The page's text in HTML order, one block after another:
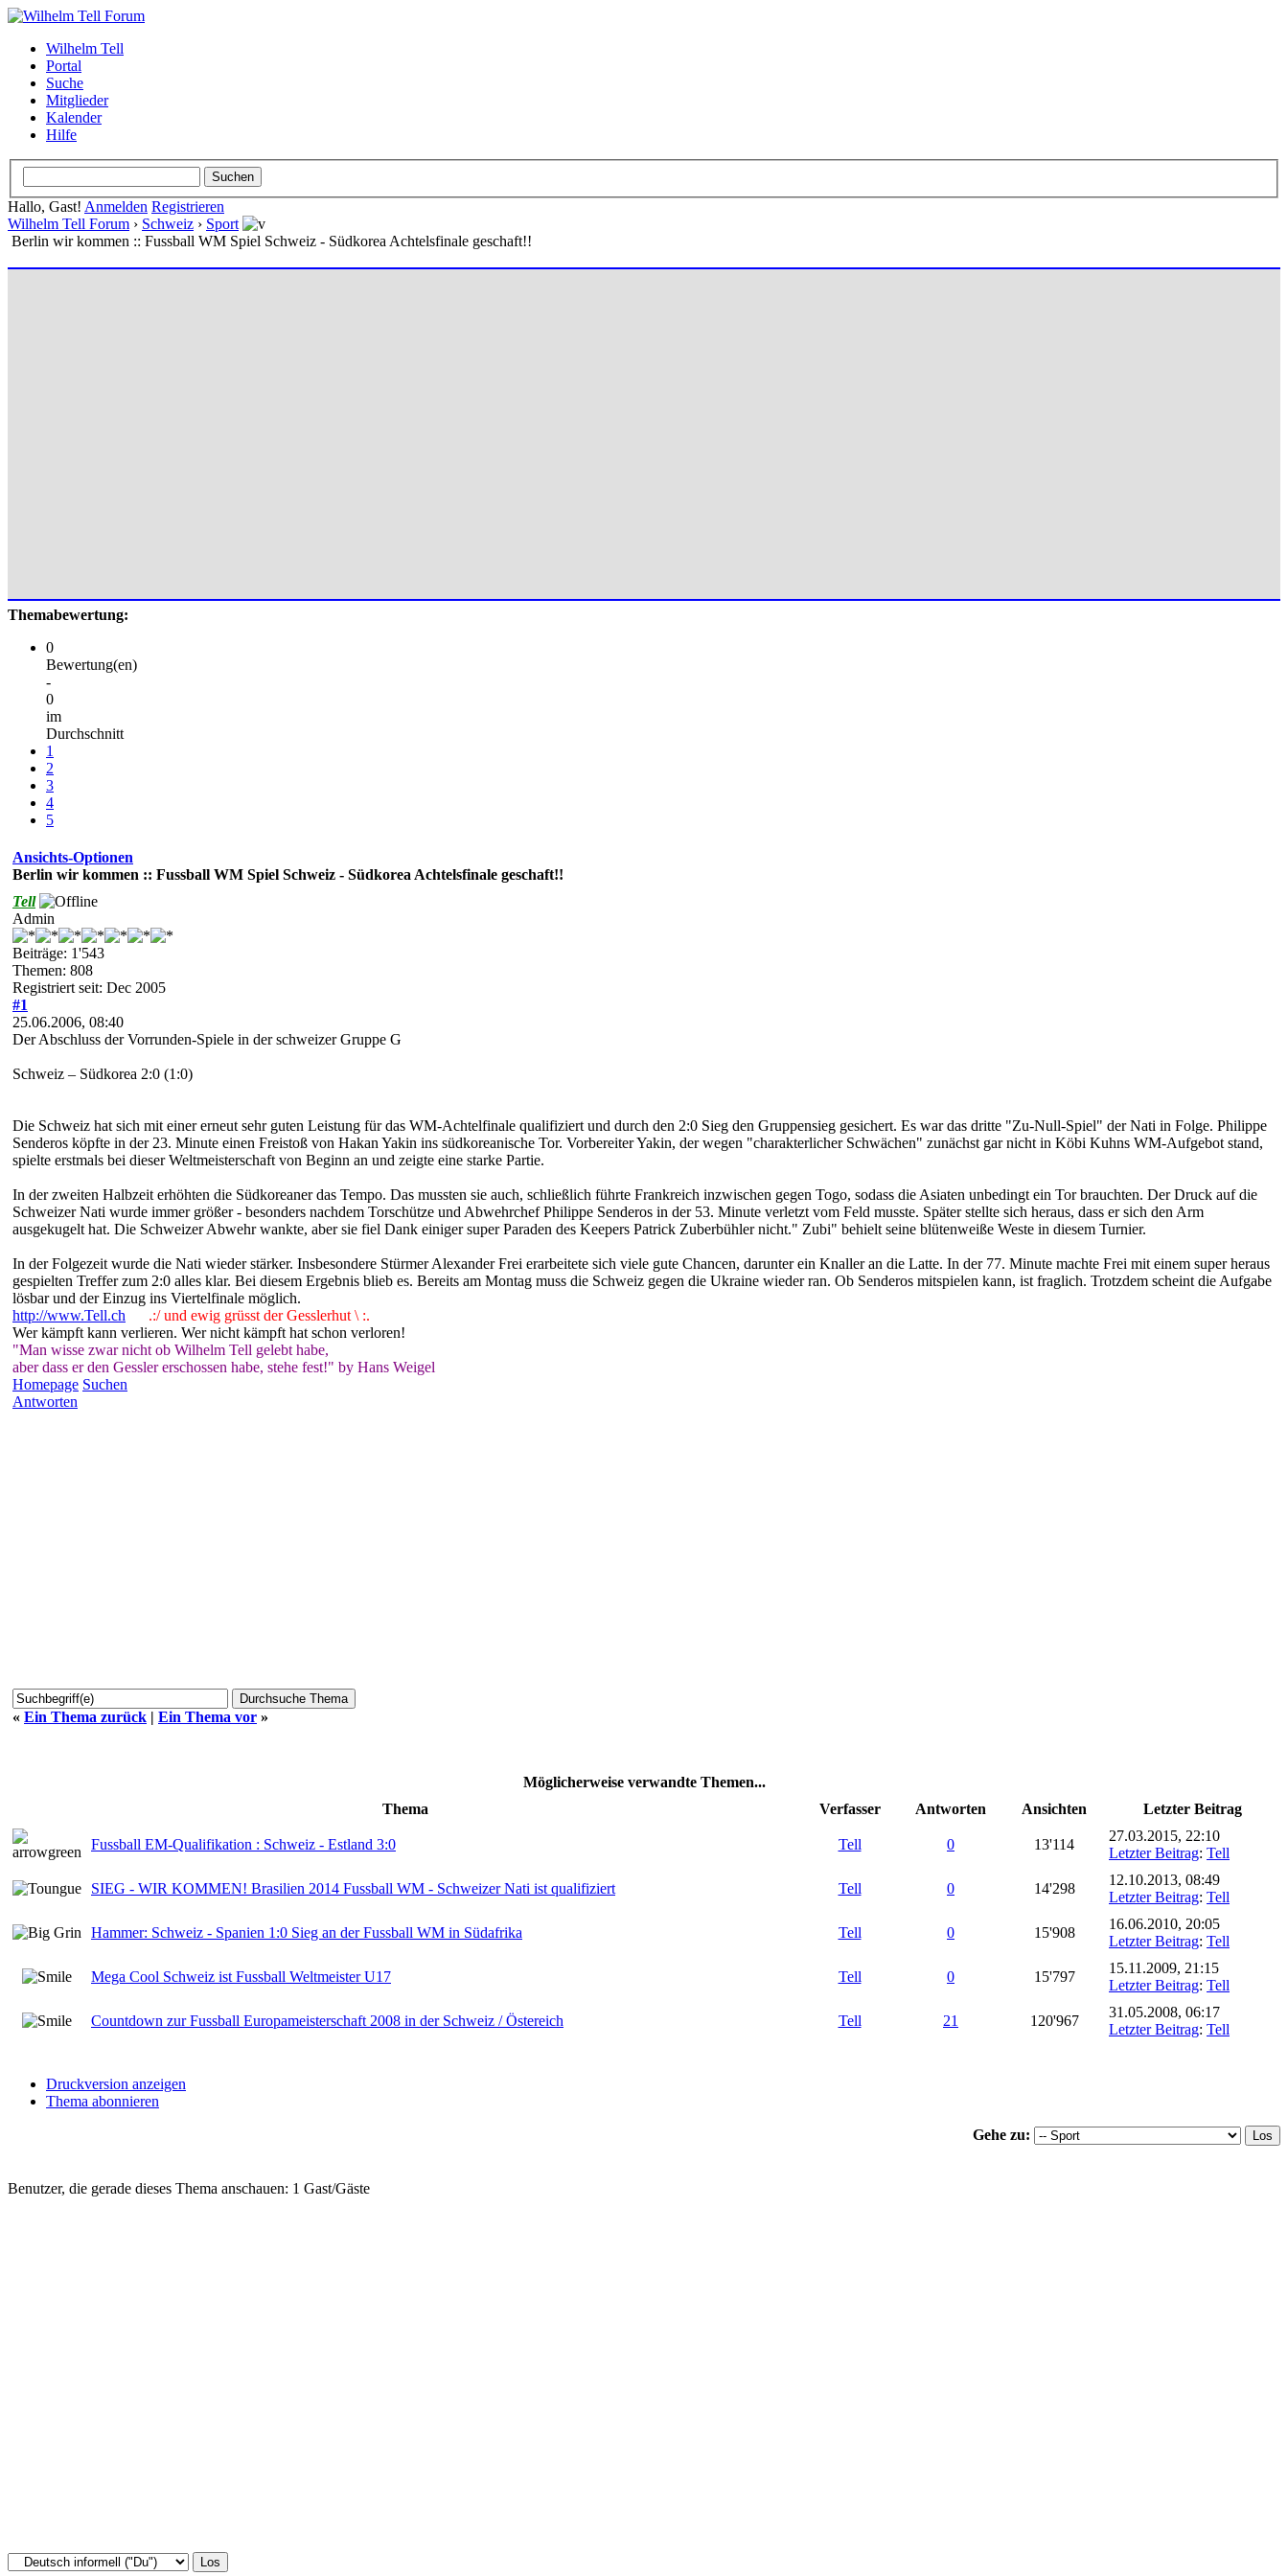
Wilhelm Tell
Portal
Suche
Mitglieder
Kalender
Hilfe
Hallo, Gast! Anmelden Registrieren
Wilhelm Tell Forum › Schweiz › Sport
Berlin wir kommen :: Fussball WM Spiel Schweiz - Südkorea Achtelsfinale geschaft!!
Themabewertung:
0
Bewertung(en)
-
0
im
Durchschnitt
1
2
3
4
5
Ansichts-Optionen
Berlin wir kommen :: Fussball WM Spiel Schweiz - Südkorea Achtelsfinale geschaft!!
Tell
Admin
Beiträge: 1'543
Themen: 808
Registriert seit: Dec 2005
#1
25.06.2006, 08:40
Der Abschluss der Vorrunden-Spiele in der schweizer Gruppe G
Schweiz – Südkorea 2:0 (1:0)
Die Schweiz hat sich mit einer erneut sehr guten Leistung für das WM-Achtelfinale qualifiziert und durch den 2:0 Sieg den Gruppensieg gesichert. Es war das dritte "Zu-Null-Spiel" der Nati in Folge. Philippe
Senderos köpfte in der 23. Minute einen Freistoß von Hakan Yakin ins südkoreanische Tor. Vorbereiter Yakin, der wegen "charakterlicher Schwächen" zunächst gar nicht in Köbi Kuhns WM-Aufgebot stand,
spielte erstmals bei dieser Weltmeisterschaft von Beginn an und zeigte eine starke Partie.
In der zweiten Halbzeit erhöhten die Südkoreaner das Tempo. Das mussten sie auch, schließlich führte Frankreich inzwischen gegen Togo, sodass die Asiaten unbedingt ein Tor brauchten. Der Druck auf die
Schweizer Nati wurde immer größer - besonders nachdem Torschütze und Abwehrchef Philippe Senderos in der 53. Minute verletzt vom Feld musste. Später stellte sich heraus, dass er sich den Arm
ausgekugelt hat. Die Schweizer Abwehr wankte, aber sie fiel Dank einiger super Paraden des Keepers Patrick Zuberbühler nicht." Zubi" behielt seine blütenweiße Weste in diesem Turnier.
In der Folgezeit wurde die Nati wieder stärker. Insbesondere Stürmer Alexander Frei erarbeitete sich viele gute Chancen, darunter ein Knaller an die Latte. In der 77. Minute machte Frei mit einem super heraus
gespielten Treffer zum 2:0 alles klar. Bei diesem Ergebnis blieb es. Bereits am Montag muss die Schweiz gegen die Ukraine wieder ran. Ob Senderos mitspielen kann, ist fraglich. Trotzdem scheint die Aufgabe
lösbar und der Einzug ins Viertelfinale möglich.
http://www.Tell.ch
.:/ und ewig grüsst der Gesslerhut \ :.
Wer kämpft kann verlieren. Wer nicht kämpft hat schon verloren!
"Man wisse zwar nicht ob Wilhelm Tell gelebt habe,
aber dass er den Gessler erschossen habe, stehe fest!" by Hans Weigel
Homepage Suchen
Antworten
« Ein Thema zurück | Ein Thema vor »
Möglicherweise verwandte Themen...
Thema
Verfasser Antworten Ansichten Letzter Beitrag
Fussball EM-Qualifikation : Schweiz - Estland 3:0 Tell 0 13'114
27.03.2015, 22:10
Letzter Beitrag: Tell
SIEG - WIR KOMMEN! Brasilien 2014 Fussball WM - Schweizer Nati ist qualifiziert Tell 0 14'298
12.10.2013, 08:49
Letzter Beitrag: Tell
Hammer: Schweiz - Spanien 1:0 Sieg an der Fussball WM in Südafrika Tell 0 15'908
16.06.2010, 20:05
Letzter Beitrag: Tell
Mega Cool Schweiz ist Fussball Weltmeister U17 Tell 0 15'797
15.11.2009, 21:15
Letzter Beitrag: Tell
Countdown zur Fussball Europameisterschaft 2008 in der Schweiz / Östereich Tell 21 120'967
31.05.2008, 06:17
Letzter Beitrag: Tell
Druckversion anzeigen
Thema abonnieren
Gehe zu:
Benutzer, die gerade dieses Thema anschauen: 1 Gast/Gäste